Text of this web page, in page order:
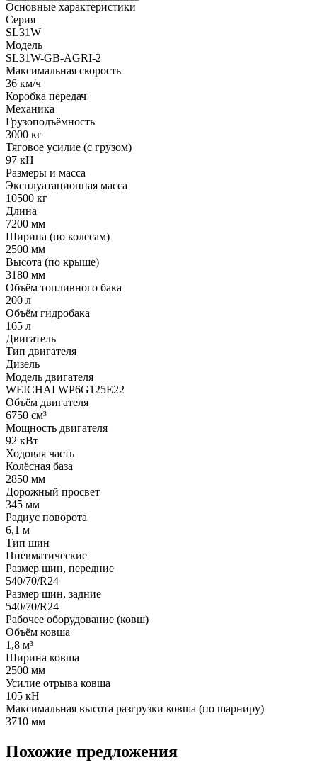
Основные характеристики
Серия
SL31W
Модель
SL31W-GB-AGRI-2
Максимальная скорость
36 км/ч
Коробка передач
Механика
Грузоподъёмность
3000 кг
Тяговое усилие (с грузом)
97 кН
Размеры и масса
Эксплуатационная масса
10500 кг
Длина
7200 мм
Ширина (по колесам)
2500 мм
Высота (по крыше)
3180 мм
Объём топливного бака
200 л
Объём гидробака
165 л
Двигатель
Тип двигателя
Дизель
Модель двигателя
WEICHAI WP6G125E22
Объём двигателя
6750 см³
Мощность двигателя
92 кВт
Ходовая часть
Колёсная база
2850 мм
Дорожный просвет
345 мм
Радиус поворота
6,1 м
Тип шин
Пневматические
Размер шин, передние
540/70/R24
Размер шин, задние
540/70/R24
Рабочее оборудование (ковш)
Объём ковша
1,8 м³
Ширина ковша
2500 мм
Усилие отрыва ковша
105 кН
Максимальная высота разгрузки ковша (по шарниру)
3710 мм
Похожие предложения